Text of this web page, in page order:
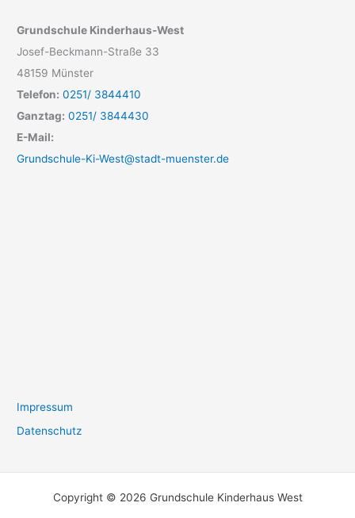
Grundschule Kinderhaus-West
Josef-Beckmann-Straße 33
48159 Münster
Telefon: 0251/ 3844410
Ganztag: 0251/ 3844430
E-Mail:
Grundschule-Ki-West@stadt-muenster.de
Impressum
Datenschutz
Copyright © 2026 Grundschule Kinderhaus West